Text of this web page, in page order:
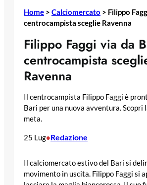
Home > Calciomercato > Filippo
centrocampista sceglie Ravenna
Filippo Faggi via da
centrocampista
Ravenna
Il centrocampista Filippo Faggi è
Bari per una nuova avventura. Scopri
meta.
25 Lug•Redazione
Il calciomercato estivo del Bari si
movimento in uscita. Filippo Faggi si